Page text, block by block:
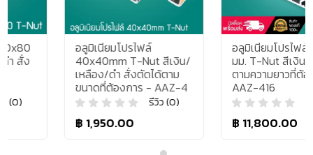
อลูมิเนียมโปรไฟล์
40x40mm T-Nut สีเงิน/
เหลือง/ดำ สั่งตัดได้ตาม
ขนาดที่ต้องการ - AAZ-4
รีวิว (0)
฿ 1,950.00
อลูมิเนียมโปรไฟล์ 40x160
มม. T-Nut สีเงิน สั่งตัดได้
ตามความยาวที่ต้องการ -
AAZ-416
รีวิว (0)
฿ 11,800.00